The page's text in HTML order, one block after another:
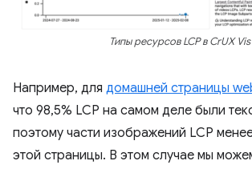
Типы ресурсов LCP в CrUX Vis
Например, для домашней страницы
что 98,5% LCP на самом деле были
поэтому части изображений LCP
этой страницы. В этом случае мы